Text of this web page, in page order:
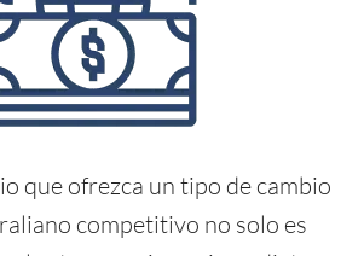
que ofrezca un tipo de cambio
competitivo no solo es